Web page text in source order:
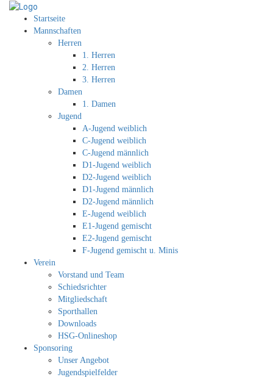
Startseite
Mannschaften
Herren
1. Herren
2. Herren
3. Herren
Damen
1. Damen
Jugend
A-Jugend weiblich
C-Jugend weiblich
C-Jugend männlich
D1-Jugend weiblich
D2-Jugend weiblich
D1-Jugend männlich
D2-Jugend männlich
E-Jugend weiblich
E1-Jugend gemischt
E2-Jugend gemischt
F-Jugend gemischt u. Minis
Verein
Vorstand und Team
Schiedsrichter
Mitgliedschaft
Sporthallen
Downloads
HSG-Onlineshop
Sponsoring
Unser Angebot
Jugendspielfelder